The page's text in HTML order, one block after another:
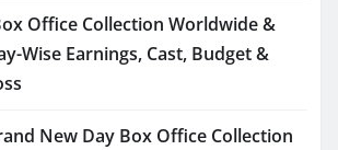
Office Collection Worldwide &
Wise Earnings, Cast, Budget &
New Day Box Office Collection